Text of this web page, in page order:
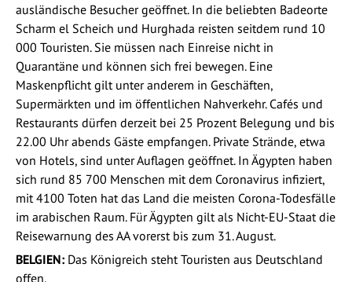
ausländische Besucher geöffnet. In die beliebten Badeorte
Scharm el Scheich und Hurghada reisten seitdem rund 10
000 Touristen. Sie müssen nach Einreise nicht in
Quarantäne und können sich frei bewegen. Eine
Maskenpflicht gilt unter anderem in Geschäften,
Supermärkten und im öffentlichen Nahverkehr. Cafés und
Restaurants dürfen derzeit bei 25 Prozent Belegung und bis
22.00 Uhr abends Gäste empfangen. Private Strände, etwa
von Hotels, sind unter Auflagen geöffnet. In Ägypten haben
sich rund 85 700 Menschen mit dem Coronavirus infiziert,
mit 4100 Toten hat das Land die meisten Corona-Todesfälle
im arabischen Raum. Für Ägypten gilt als Nicht-EU-Staat die
Reisewarnung des AA vorerst bis zum 31. August.
BELGIEN: Das Königreich steht Touristen aus Deutschland
offen.